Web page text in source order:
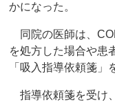
かになった。
同院の医師は、
を処方した場合や患
「吸入指導依頼箋」
指導依頼箋を受け